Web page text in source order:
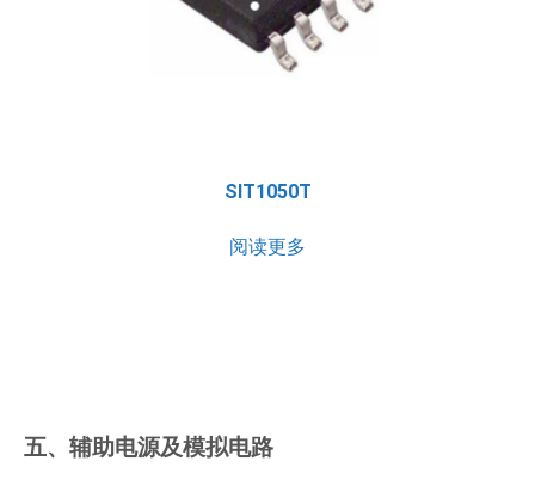
SIT1050T
阅读更多
五、辅助电源及模拟电路